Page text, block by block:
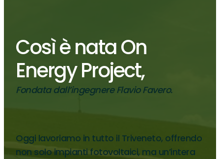
Così è nata On
Energy Project,
Fondata dall’ingegnere Flavio Favero.
Oggi lavoriamo in tutto il Triveneto, offrendo
non solo impianti fotovoltaici, ma un’intera